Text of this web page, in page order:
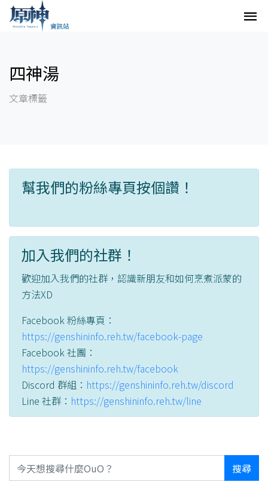
四神湯
文章標籤
幫我們的粉絲專頁按個讚！
加入我們的社群！
歡迎加入我們的社群，認識新朋友和如何烹煮派蒙的
方法XD
Facebook 粉絲專頁：
https://genshininfo.reh.tw/facebook-page
Facebook 社團：
https://genshininfo.reh.tw/facebook
Discord 群組： https://genshininfo.reh.tw/discord
Line 社群： https://genshininfo.reh.tw/line
搜尋